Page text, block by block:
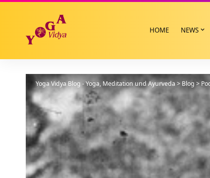
HOME NEWS
Yoga Vidya Blog - Yoga, Meditation und Ayurveda > Blog >